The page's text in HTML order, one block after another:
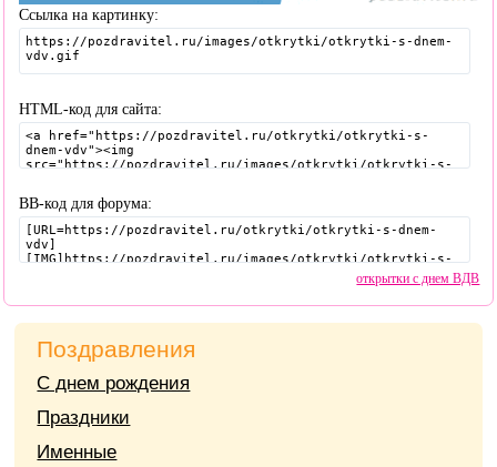
Ссылка на картинку:
HTML-код для сайта:
BB-код для форума:
открытки с днем ВДВ
Поздравления
С днем рождения
Праздники
Именные